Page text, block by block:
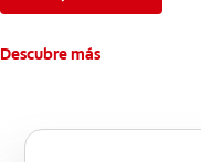
Descubre más